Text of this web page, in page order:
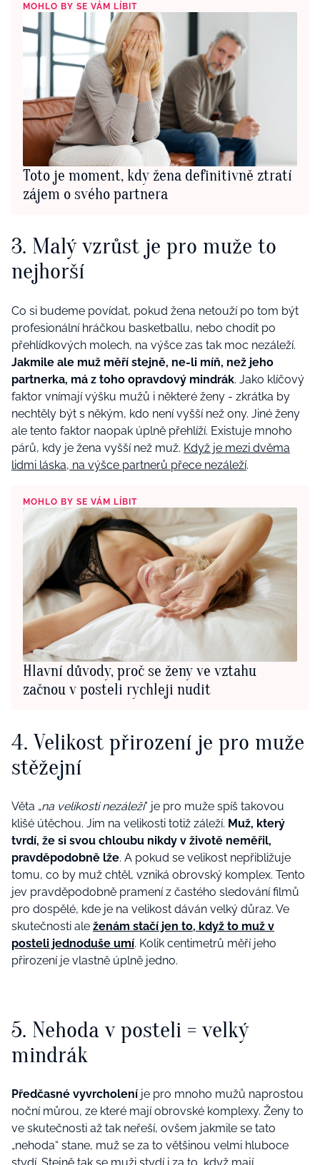
MOHLO BY SE VÁM LÍBIT
Toto je moment, kdy žena definitivně ztratí
zájem o svého partnera
3. Malý vzrůst je pro muže to
nejhorší
Co si budeme povídat, pokud žena netouží po tom být
profesionální hráčkou basketballu, nebo chodit po
přehlídkových molech, na výšce zas tak moc nezáleží.
Jakmile ale muž měří stejně, ne-li míň, než jeho
partnerka, má z toho opravdový mindrák. Jako klíčový
faktor vnímají výšku mužů i některé ženy - zkrátka by
nechtěly být s někým, kdo není vyšší než ony. Jiné ženy
ale tento faktor naopak úplně přehlíží. Existuje mnoho
párů, kdy je žena vyšší než muž. Když je mezi dvěma
lidmi láska, na výšce partnerů přece nezáleží.
MOHLO BY SE VÁM LÍBIT
Hlavní důvody, proč se ženy ve vztahu
začnou v posteli rychleji nudit
4. Velikost přirození je pro muže
stěžejní
Věta „na velikosti nezáleží“ je pro muže spíš takovou
klišé útěchou. Jim na velikosti totiž záleží. Muž, který
tvrdí, že si svou chloubu nikdy v životě neměřil,
pravděpodobně lže. A pokud se velikost nepřibližuje
tomu, co by muž chtěl, vzniká obrovský komplex. Tento
jev pravděpodobně pramení z častého sledování filmů
pro dospělé, kde je na velikost dáván velký důraz. Ve
skutečnosti ale ženám stačí jen to, když to muž v
posteli jednoduše umí. Kolik centimetrů měří jeho
přirození je vlastně úplně jedno.
5. Nehoda v posteli = velký
mindrák
Předčasné vyvrcholení je pro mnoho mužů naprostou
noční můrou, ze které mají obrovské komplexy. Ženy to
ve skutečnosti až tak neřeší, ovšem jakmile se tato
„nehoda“ stane, muž se za to většinou velmi hluboce